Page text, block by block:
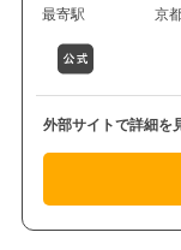
最寄駅 京
外部サイトで詳細を